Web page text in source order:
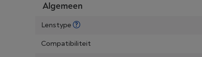
Algemeen
Lenstype
Compatibiliteit